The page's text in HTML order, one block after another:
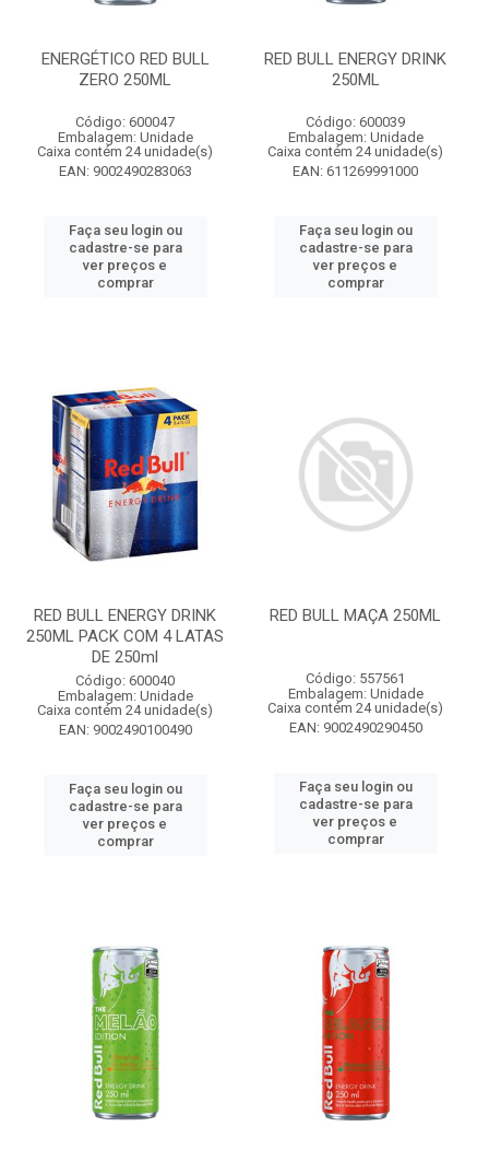
ENERGÉTICO RED BULL
ZERO 250ML
Código: 600047
Embalagem: Unidade
Caixa contém 24 unidade(s)
EAN: 9002490283063
Faça seu login ou
cadastre-se para
ver preços e
comprar
RED BULL ENERGY DRINK
250ML
Código: 600039
Embalagem: Unidade
Caixa contém 24 unidade(s)
EAN: 611269991000
Faça seu login ou
cadastre-se para
ver preços e
comprar
RED BULL ENERGY DRINK
250ML PACK COM 4 LATAS
DE 250ml
Código: 600040
Embalagem: Unidade
Caixa contém 24 unidade(s)
EAN: 9002490100490
Faça seu login ou
cadastre-se para
ver preços e
comprar
RED BULL MAÇA 250ML
Código: 557561
Embalagem: Unidade
Caixa contém 24 unidade(s)
EAN: 9002490290450
Faça seu login ou
cadastre-se para
ver preços e
comprar